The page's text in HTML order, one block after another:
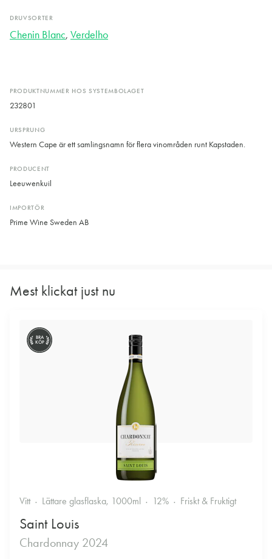
PRODUKTNUMMER HOS SYSTEMBOLAGET
232801
URSPRUNG
Western Cape är ett samlingsnamn för flera vinområden runt Kapstaden.
PRODUCENT
Leeuwenkuil
IMPORTÖR
Prime Wine Sweden AB
DRUVSORTER
Chenin Blanc, Verdelho
Mest klickat just nu
BRA
KÖP
Vitt Lättare glasflaska, 1000ml 12% Friskt & Fruktigt
Saint Louis
Chardonnay 2024